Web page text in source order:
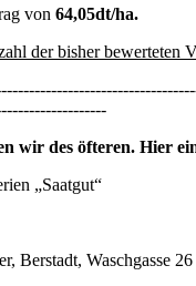
von 64,05dt/ha.
der bisher bewerteten
wir des öfteren. Hier
„Saatgut“
Berstadt, Waschgasse 26